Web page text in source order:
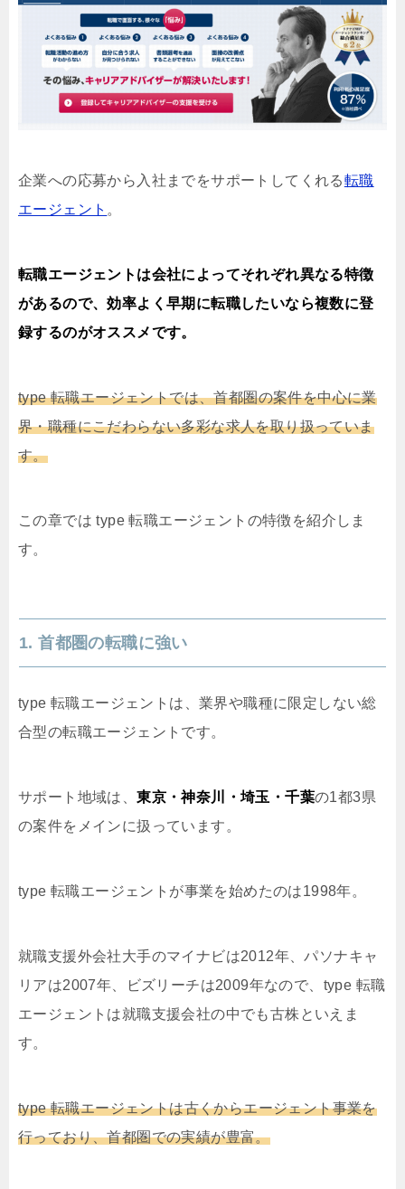
企業への応募から入社までをサポートしてくれる転職
エージェント 。
転職エージェントは会社によってそれぞれ異なる特徴
があるので、効率よく早期に転職したいなら複数に登
録するのがオススメです。
type 転職エージェントでは、首都圏の案件を中心に業
界・職種にこだわらない多彩な求人を取り扱っていま
す。
この章では type 転職エージェントの特徴を紹介しま
す。
1. 首都圏の転職に強い
type 転職エージェントは、業界や職種に限定しない総
合型の転職エージェントです。
サポート地域は、東京・神奈川・埼玉・千葉の1都3県
の案件をメインに扱っています。
type 転職エージェントが事業を始めたのは1998年。
就職支援外会社大手のマイナビは2012年、パソナキャ
リアは2007年、ビズリーチは2009年なので、type 転職
エージェントは就職支援会社の中でも古株といえま
す。
type 転職エージェントは古くからエージェント事業を
行っており、首都圏での実績が豊富。